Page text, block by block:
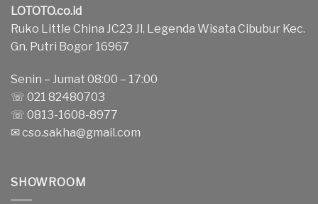
LOTOTO.co.id
Ruko Little China JC23 Jl. Legenda Wisata Cibubur Kec.
Gn. Putri Bogor 16967
Senin – Jumat 08:00 – 17:00
☏ 021 82480703
☏ 0813-1608-8977
✉cso.sakha@gmail.com
SHOWROOM